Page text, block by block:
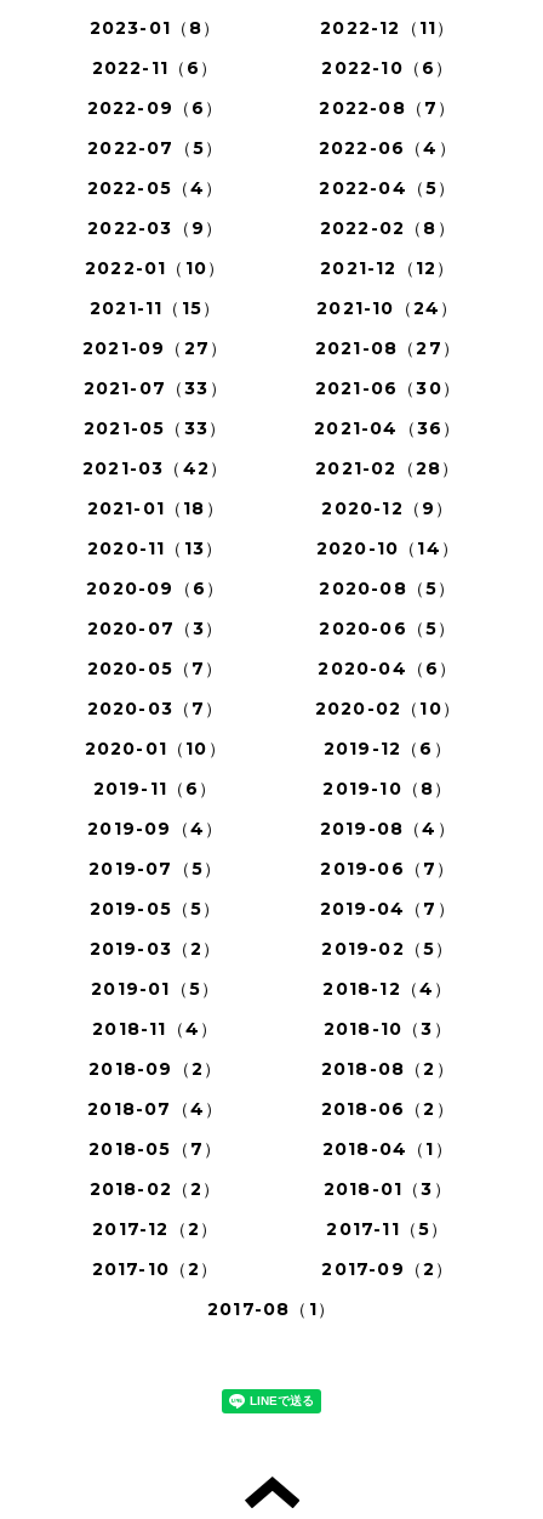
2023-01（8）
2022-12（11）
2022-11（6）
2022-10（6）
2022-09（6）
2022-08（7）
2022-07（5）
2022-06（4）
2022-05（4）
2022-04（5）
2022-03（9）
2022-02（8）
2022-01（10）
2021-12（12）
2021-11（15）
2021-10（24）
2021-09（27）
2021-08（27）
2021-07（33）
2021-06（30）
2021-05（33）
2021-04（36）
2021-03（42）
2021-02（28）
2021-01（18）
2020-12（9）
2020-11（13）
2020-10（14）
2020-09（6）
2020-08（5）
2020-07（3）
2020-06（5）
2020-05（7）
2020-04（6）
2020-03（7）
2020-02（10）
2020-01（10）
2019-12（6）
2019-11（6）
2019-10（8）
2019-09（4）
2019-08（4）
2019-07（5）
2019-06（7）
2019-05（5）
2019-04（7）
2019-03（2）
2019-02（5）
2019-01（5）
2018-12（4）
2018-11（4）
2018-10（3）
2018-09（2）
2018-08（2）
2018-07（4）
2018-06（2）
2018-05（7）
2018-04（1）
2018-02（2）
2018-01（3）
2017-12（2）
2017-11（5）
2017-10（2）
2017-09（2）
2017-08（1）